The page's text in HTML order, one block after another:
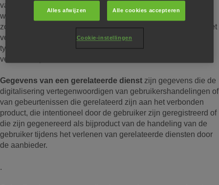
van gegevens) en die de functionaliteit, het gedrag of de
werking van dit verbonden product beïnvloedt (op een
zodanige manier dat de afwezigheid ervan zou beletten dat het
verbonden product een of meer van zijn functies uitvoert). Een
typisch voorbeeld is een app die is verbonden met een
verbonden product.
Gegevens van een gerelateerde dienst zijn gegevens die de
digitalisering vertegenwoordigen van gebruikershandelingen of
van gebeurtenissen die gerelateerd zijn aan het verbonden
product, die intentioneel door de gebruiker zijn geregistreerd of
die zijn gegenereerd als bijproduct van de handeling van de
gebruiker tijdens het verlenen van gerelateerde diensten door
de aanbieder.
.
Alles afwijzen Alle cookies accepteren
Cookie-instellingen